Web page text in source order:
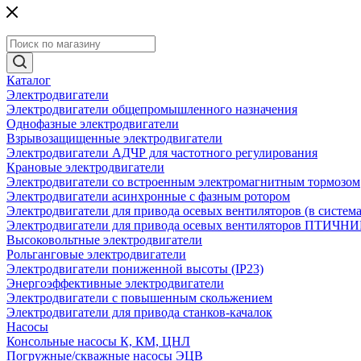
Каталог
Электродвигатели
Электродвигатели общепромышленного назначения
Однофазные электродвигатели
Взрывозащищенные электродвигатели
Электродвигатели АДЧР для частотного регулирования
Крановые электродвигатели
Электродвигатели со встроенным электромагнитным тормозом
Электродвигатели асинхронные с фазным ротором
Электродвигатели для привода осевых вентиляторов (в
Электродвигатели для привода осевых вентиляторов
Высоковольтные электродвигатели
Рольганговые электродвигатели
Электродвигатели пониженной высоты (IP23)
Энергоэффективные электродвигатели
Электродвигатели с повышенным скольжением
Электродвигатели для привода станков-качалок
Насосы
Консольные насосы К, КМ, ЦНЛ
Погружные/скважные насосы ЭЦВ